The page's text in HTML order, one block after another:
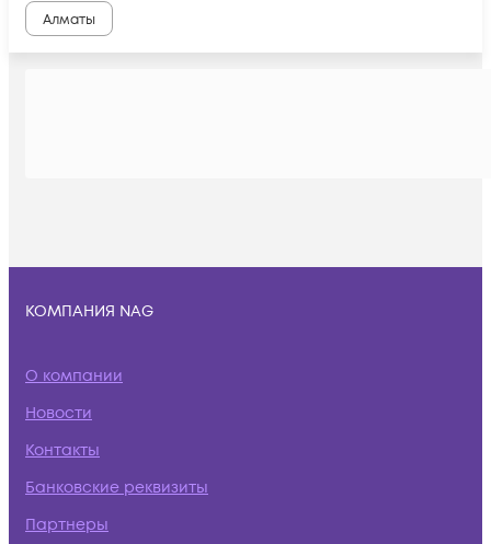
Алматы
КОМПАНИЯ NAG
О компании
Новости
Контакты
Банковские реквизиты
Партнеры